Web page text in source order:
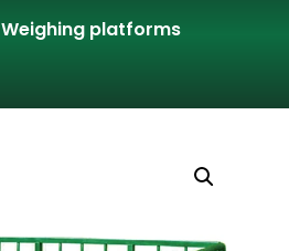
Weighing platforms